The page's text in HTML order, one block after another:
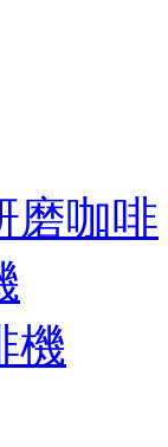
磨咖啡
機